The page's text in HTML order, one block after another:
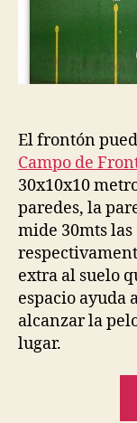
El frontón
Campo de
30x10x10
paredes, la
mide 30mts las
extra al suelo
espacio ayuda
alcanzar la
lugar.